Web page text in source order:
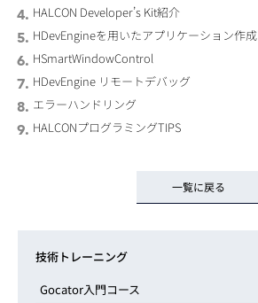
HALCON Developer’s Kit紹介
HDevEngineを用いたアプリケーション作成
HSmartWindowControl
HDevEngine リモートデバッグ
エラーハンドリング
HALCONプログラミングTIPS
一覧に戻る
技術トレーニング
Gocator入門コース